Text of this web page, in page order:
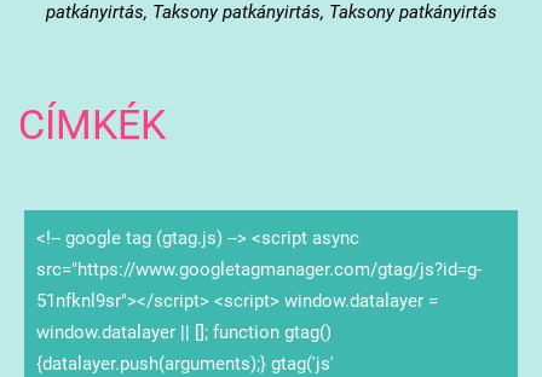
patkányirtás, Taksony patkányirtás, Taksony patkányirtás
CÍMKÉK
<!-- google tag (gtag.js) --> <script async
src="https://www.googletagmanager.com/gtag/js?id=g-
51nfknl9sr"></script> <script> window.datalayer =
window.datalayer || []; function gtag()
{datalayer.push(arguments);} gtag('js'